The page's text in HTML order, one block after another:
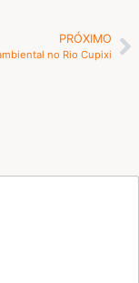
PRÓXIMO
no Rio Cupixi